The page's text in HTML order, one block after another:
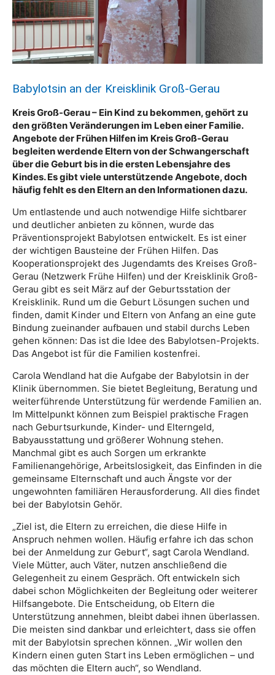
Babylotsin an der Kreisklinik Groß-Gerau
Kreis Groß-Gerau – Ein Kind zu bekommen, gehört zu
den größten Veränderungen im Leben einer Familie.
Angebote der Frühen Hilfen im Kreis Groß-Gerau
begleiten werdende Eltern von der Schwangerschaft
über die Geburt bis in die ersten Lebensjahre des
Kindes. Es gibt viele unterstützende Angebote, doch
häufig fehlt es den Eltern an den Informationen dazu.
Um entlastende und auch notwendige Hilfe sichtbarer
und deutlicher anbieten zu können, wurde das
Präventionsprojekt Babylotsen entwickelt. Es ist einer
der wichtigen Bausteine der Frühen Hilfen. Das
Kooperationsprojekt des Jugendamts des Kreises Groß-
Gerau (Netzwerk Frühe Hilfen) und der Kreisklinik Groß-
Gerau gibt es seit März auf der Geburtsstation der
Kreisklinik. Rund um die Geburt Lösungen suchen und
finden, damit Kinder und Eltern von Anfang an eine gute
Bindung zueinander aufbauen und stabil durchs Leben
gehen können: Das ist die Idee des Babylotsen-Projekts.
Das Angebot ist für die Familien kostenfrei.
Carola Wendland hat die Aufgabe der Babylotsin in der
Klinik übernommen. Sie bietet Begleitung, Beratung und
weiterführende Unterstützung für werdende Familien an.
Im Mittelpunkt können zum Beispiel praktische Fragen
nach Geburtsurkunde, Kinder- und Elterngeld,
Babyausstattung und größerer Wohnung stehen.
Manchmal gibt es auch Sorgen um erkrankte
Familienangehörige, Arbeitslosigkeit, das Einfinden in die
gemeinsame Elternschaft und auch Ängste vor der
ungewohnten familiären Herausforderung. All dies findet
bei der Babylotsin Gehör.
„Ziel ist, die Eltern zu erreichen, die diese Hilfe in
Anspruch nehmen wollen. Häufig erfahre ich das schon
bei der Anmeldung zur Geburt“, sagt Carola Wendland.
Viele Mütter, auch Väter, nutzen anschließend die
Gelegenheit zu einem Gespräch. Oft entwickeln sich
dabei schon Möglichkeiten der Begleitung oder weiterer
Hilfsangebote. Die Entscheidung, ob Eltern die
Unterstützung annehmen, bleibt dabei ihnen überlassen.
Die meisten sind dankbar und erleichtert, dass sie offen
mit der Babylotsin sprechen können. „Wir wollen den
Kindern einen guten Start ins Leben ermöglichen – und
das möchten die Eltern auch“, so Wendland.